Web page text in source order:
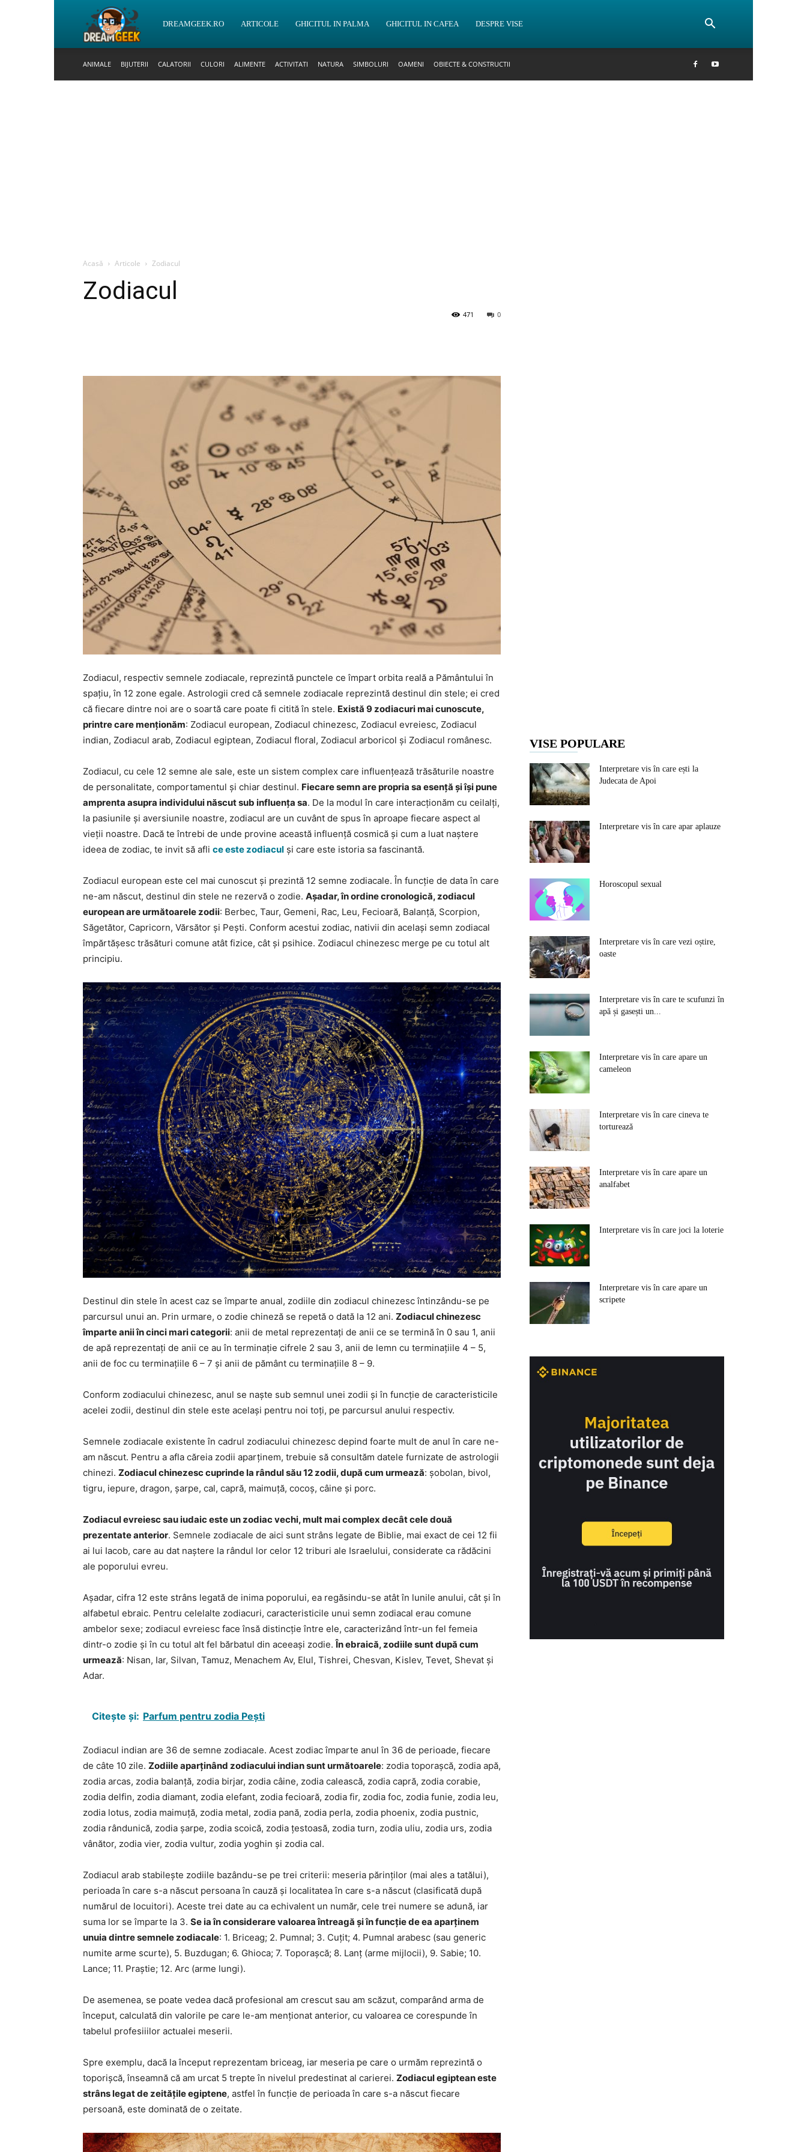
DreamGeek.ro
DREAMGEEK.RO ARTICOLE GHICITUL IN PALMA GHICITUL IN CAFEA DESPRE VISE
ANIMALE BIJUTERII CALATORII CULORI ALIMENTE ACTIVITATI NATURA SIMBOLURI OAMENI OBIECTE & CONSTRUCTII
Acasă Articole Zodiacul
Zodiacul
0
471
Zodiacul, respectiv semnele zodiacale, reprezintă punctele ce împart orbita reală a Pământului în
spațiu, în 12 zone egale. Astrologii cred că semnele zodiacale reprezintă destinul din stele; ei cred
că fiecare dintre noi are o soartă care poate fi citită în stele. Există 9 zodiacuri mai cunoscute,
printre care menționăm: Zodiacul european, Zodiacul chinezesc, Zodiacul evreiesc, Zodiacul
indian, Zodiacul arab, Zodiacul egiptean, Zodiacul floral, Zodiacul arboricol și Zodiacul românesc.
Zodiacul, cu cele 12 semne ale sale, este un sistem complex care influențează trăsăturile noastre
de personalitate, comportamentul și chiar destinul. Fiecare semn are propria sa esență și își pune
amprenta asupra individului născut sub influența sa. De la modul în care interacționăm cu ceilalți,
la pasiunile și aversiunile noastre, zodiacul are un cuvânt de spus în aproape fiecare aspect al
vieții noastre. Dacă te întrebi de unde provine această influență cosmică și cum a luat naștere
ideea de zodiac, te invit să afli ce este zodiacul și care este istoria sa fascinantă.
Zodiacul european este cel mai cunoscut și prezintă 12 semne zodiacale. În funcție de data în care
ne-am născut, destinul din stele ne rezervă o zodie. Așadar, în ordine cronologică, zodiacul
european are următoarele zodii: Berbec, Taur, Gemeni, Rac, Leu, Fecioară, Balanță, Scorpion,
Săgetător, Capricorn, Vărsător și Pești. Conform acestui zodiac, nativii din același semn zodiacal
împărtășesc trăsături comune atât fizice, cât și psihice. Zodiacul chinezesc merge pe cu totul alt
principiu.
Destinul din stele în acest caz se împarte anual, zodiile din zodiacul chinezesc întinzându-se pe
parcursul unui an. Prin urmare, o zodie chineză se repetă o dată la 12 ani. Zodiacul chinezesc
împarte anii în cinci mari categorii: anii de metal reprezentați de anii ce se termină în 0 sau 1, anii
de apă reprezentați de anii ce au în terminație cifrele 2 sau 3, anii de lemn cu terminațiile 4 – 5,
anii de foc cu terminațiile 6 – 7 și anii de pământ cu terminațiile 8 – 9.
Conform zodiacului chinezesc, anul se naște sub semnul unei zodii și în funcție de caracteristicile
acelei zodii, destinul din stele este același pentru noi toți, pe parcursul anului respectiv.
Semnele zodiacale existente în cadrul zodiacului chinezesc depind foarte mult de anul în care ne-
am născut. Pentru a afla căreia zodii aparținem, trebuie să consultăm datele furnizate de astrologii
chinezi. Zodiacul chinezesc cuprinde la rândul său 12 zodii, după cum urmează: șobolan, bivol,
tigru, iepure, dragon, șarpe, cal, capră, maimuță, cocoș, câine și porc.
Zodiacul evreiesc sau iudaic este un zodiac vechi, mult mai complex decât cele două
prezentate anterior. Semnele zodiacale de aici sunt strâns legate de Biblie, mai exact de cei 12 fii
ai lui Iacob, care au dat naștere la rândul lor celor 12 triburi ale Israelului, considerate ca rădăcini
ale poporului evreu.
Așadar, cifra 12 este strâns legată de inima poporului, ea regăsindu-se atât în lunile anului, cât și în
alfabetul ebraic. Pentru celelalte zodiacuri, caracteristicile unui semn zodiacal erau comune
ambelor sexe; zodiacul evreiesc face însă distincție între ele, caracterizând într-un fel femeia
dintr-o zodie și în cu totul alt fel bărbatul din aceeași zodie.În ebraică, zodiile sunt după cum
urmează: Nisan, Iar, Silvan, Tamuz, Menachem Av, Elul, Tishrei, Chesvan, Kislev, Tevet, Shevat și
Adar.
Citește și: Parfum pentru zodia Pești
Zodiacul indian are 36 de semne zodiacale. Acest zodiac împarte anul în 36 de perioade, fiecare
de câte 10 zile. Zodiile aparținând zodiacului indian sunt următoarele: zodia toporașcă, zodia apă,
zodia arcas, zodia balanță, zodia birjar, zodia câine, zodia calească, zodia capră, zodia corabie,
zodia delfin, zodia diamant, zodia elefant, zodia fecioară, zodia fir, zodia foc, zodia funie, zodia leu,
zodia lotus, zodia maimuță, zodia metal, zodia pană, zodia perla, zodia phoenix, zodia pustnic,
zodia rândunică, zodia șarpe, zodia scoică, zodia țestoasă, zodia turn, zodia uliu, zodia urs, zodia
vânător, zodia vier, zodia vultur, zodia yoghin și zodia cal.
Zodiacul arab stabilește zodiile bazându-se pe trei criterii: meseria părinților (mai ales a tatălui),
perioada în care s-a născut persoana în cauză și localitatea în care s-a născut (clasificată după
numărul de locuitori). Aceste trei date au ca echivalent un număr, cele trei numere se adună, iar
suma lor se împarte la 3. Se ia în considerare valoarea întreagă și în funcție de ea aparținem
unuia dintre semnele zodiacale: 1. Briceag; 2. Pumnal; 3. Cuțit; 4. Pumnal arabesc (sau generic
numite arme scurte), 5. Buzdugan; 6. Ghioca; 7. Toporașcă; 8. Lanț (arme mijlocii), 9. Sabie; 10.
Lance; 11. Praștie; 12. Arc (arme lungi).
De asemenea, se poate vedea dacă profesional am crescut sau am scăzut, comparând arma de
început, calculată din valorile pe care le-am menționat anterior, cu valoarea ce corespunde în
tabelul profesiiilor actualei meserii.
Spre exemplu, dacă la început reprezentam briceag, iar meseria pe care o urmăm reprezintă o
toporișcă, înseamnă că am urcat 5 trepte în nivelul predestinat al carierei. Zodiacul egiptean este
strâns legat de zeitățile egiptene, astfel în funcție de perioada în care s-a născut fiecare
persoană, este dominată de o zeitate.
VISE POPULARE
Interpretare vis în care ești la
Judecata de Apoi
Interpretare vis în care apar aplauze
Horoscopul sexual
Interpretare vis în care vezi oștire,
oaste
Interpretare vis în care te scufunzi în
apă și gasești un...
Interpretare vis în care apare un
cameleon
Interpretare vis în care cineva te
torturează
Interpretare vis în care apare un
analfabet
Interpretare vis în care joci la loterie
Interpretare vis în care apare un
scripete